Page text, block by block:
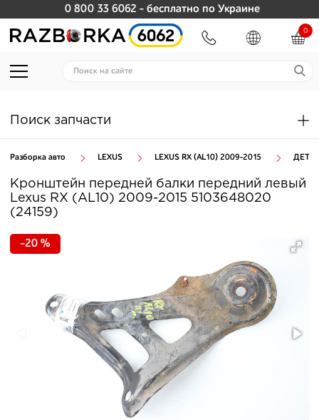
0 800 33 6062 - бесплатно по Украине
0
Поиск запчасти
Разборка авто LEXUS LEXUS RX (AL10) 2009-2015
Кронштейн передней балки передний левый
Lexus RX (AL10) 2009-2015 5103648020
(24159)
-20 %